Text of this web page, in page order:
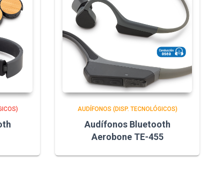
AUDÍFONOS (DISP. TECNOLÓGICOS)
Audífonos Bluetooth
Aerobone TE-455